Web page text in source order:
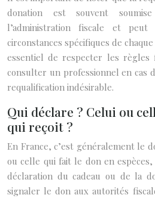
donation est souvent
l’administration fiscale et
circonstances spécifiques de
essentiel de respecter les règles
consulter un professionnel en cas
requalification indésirable.
Qui déclare ? Celui ou
qui reçoit ?
En France, c’est généralement le
ou celle qui fait le don en
déclaration du cadeau ou de la
signaler le don aux autorités